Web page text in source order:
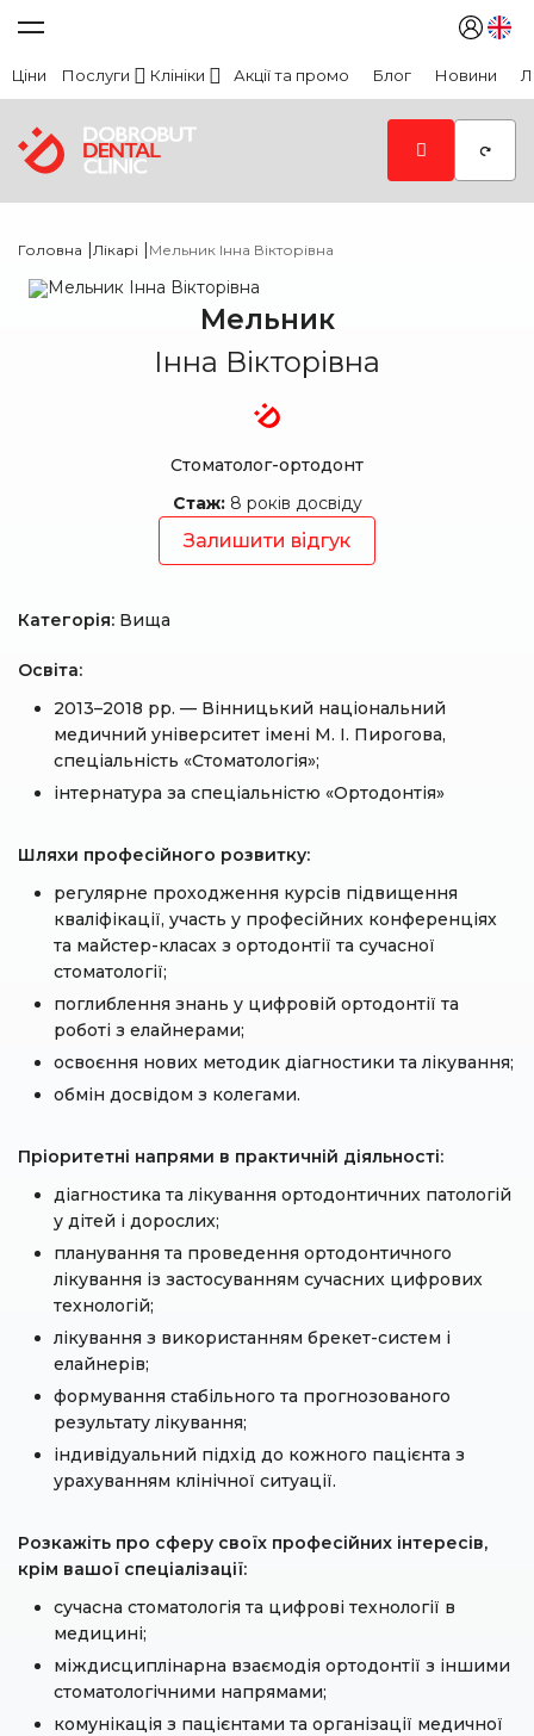
Ціни Послуги Клініки Акції та промо Блог Новини
Головна |Лікарі | Мельник Інна Вікторівна
Мельник
Інна Вікторівна
Стоматолог-ортодонт
Стаж:8 років досвіду
Залишити відгук
Категорія: Вища
Освіта:
2013–2018 рр. — Вінницький національний
медичний університет імені М. І. Пирогова,
спеціальність «Стоматологія»;
інтернатура за спеціальністю «Ортодонтія»
Шляхи професійного розвитку:
регулярне проходження курсів підвищення
кваліфікації, участь у професійних конференціях
та майстер-класах з ортодонтії та сучасної
стоматології;
поглиблення знань у цифровій ортодонтії та
роботі з елайнерами;
освоєння нових методик діагностики та лікування;
обмін досвідом з колегами.
Пріоритетні напрями в практичній діяльності:
діагностика та лікування ортодонтичних патологій
у дітей і дорослих;
планування та проведення ортодонтичного
лікування із застосуванням сучасних цифрових
технологій;
лікування з використанням брекет-систем і
елайнерів;
формування стабільного та прогнозованого
результату лікування;
індивідуальний підхід до кожного пацієнта з
урахуванням клінічної ситуації.
Розкажіть про сферу своїх професійних інтересів,
крім вашої спеціалізації:
сучасна стоматологія та цифрові технології в
медицині;
міждисциплінарна взаємодія ортодонтії з іншими
стоматологічними напрямами;
комунікація з пацієнтами та організації медичної